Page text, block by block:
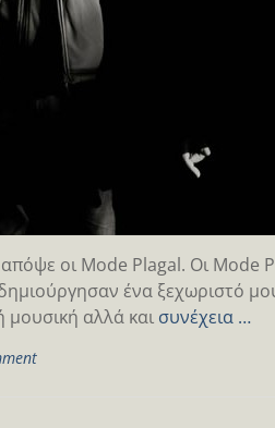
οι Mode Plagal. Οι Mode
ένα ξεχωριστό
μουσική αλλά και συνέχεια …